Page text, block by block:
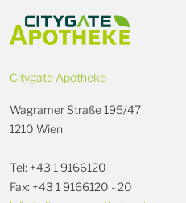
Citygate Apotheke
Wagramer Straße 195/47
1210 Wien
Tel: +43 1 9166120
Fax: +43 1 9166120 - 20